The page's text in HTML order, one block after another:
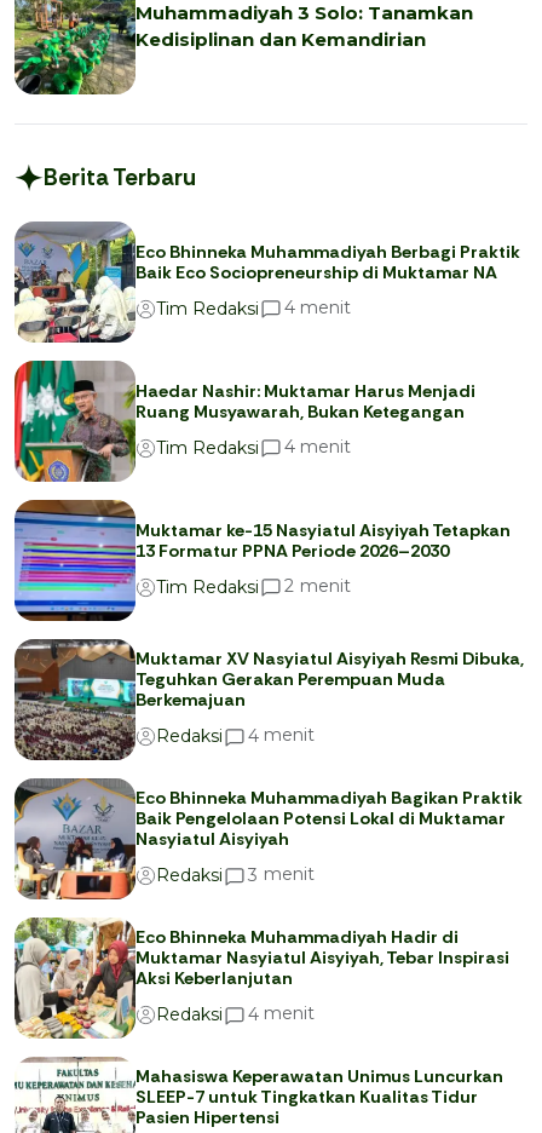
Muhammadiyah 3 Solo: Tanamkan
Kedisiplinan dan Kemandirian
Berita Terbaru
Eco Bhinneka Muhammadiyah Berbagi Praktik
Baik Eco Sociopreneurship di Muktamar NA
Tim Redaksi
4 menit
Haedar Nashir: Muktamar Harus Menjadi
Ruang Musyawarah, Bukan Ketegangan
Tim Redaksi
4 menit
Muktamar ke-15 Nasyiatul Aisyiyah Tetapkan
13 Formatur PPNA Periode 2026–2030
Tim Redaksi
2 menit
Muktamar XV Nasyiatul Aisyiyah Resmi Dibuka,
Teguhkan Gerakan Perempuan Muda
Berkemajuan
Redaksi
4 menit
Eco Bhinneka Muhammadiyah Bagikan Praktik
Baik Pengelolaan Potensi Lokal di Muktamar
Nasyiatul Aisyiyah
Redaksi
3 menit
Eco Bhinneka Muhammadiyah Hadir di
Muktamar Nasyiatul Aisyiyah, Tebar Inspirasi
Aksi Keberlanjutan
Redaksi
4 menit
Mahasiswa Keperawatan Unimus Luncurkan
SLEEP-7 untuk Tingkatkan Kualitas Tidur
Pasien Hipertensi